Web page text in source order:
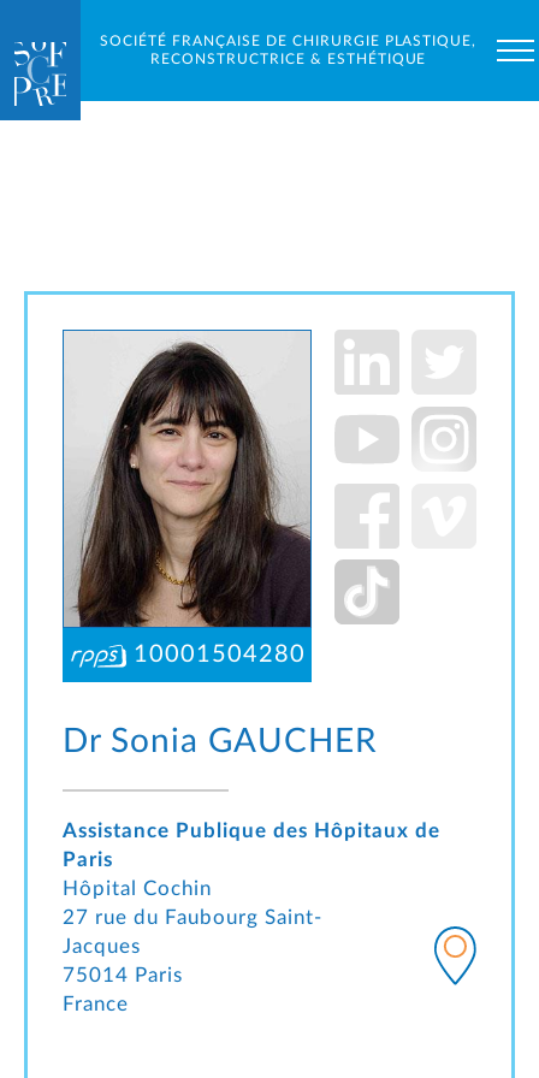
SOCIÉTÉ FRANÇAISE DE CHIRURGIE PLASTIQUE,
RECONSTRUCTRICE & ESTHÉTIQUE
10001504280
Dr Sonia GAUCHER
Assistance Publique des Hôpitaux de
Paris
Hôpital Cochin
27 rue du Faubourg Saint-
Jacques
75014 Paris
France